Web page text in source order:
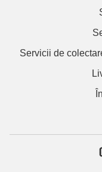
Servicii de